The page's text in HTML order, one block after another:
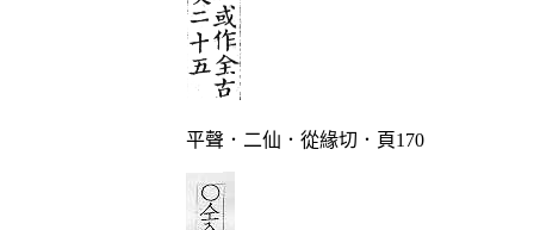
平聲．二仙．從緣切．頁170